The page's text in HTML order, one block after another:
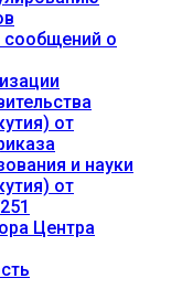
сообщений о
от
и науки
от
Центра